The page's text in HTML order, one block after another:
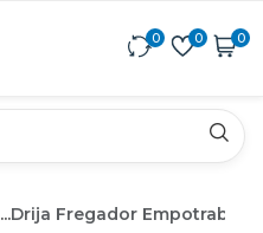
0 0 0
...Drija Fregador Empotrable